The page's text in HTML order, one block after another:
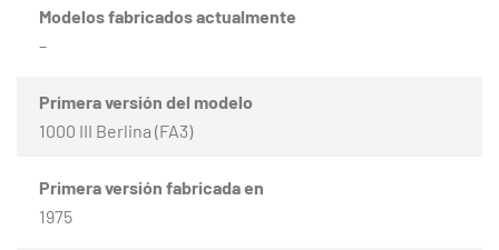
Modelos fabricados actualmente
–
Primera versión del modelo
1000 III Berlina (FA3)
Primera versión fabricada en
1975